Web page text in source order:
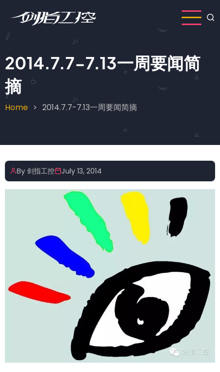
main
content
2014.7.7-7.13一周要闻简
摘
Breadcrumb
Home 2014.7.7-7.13一周要闻简摘
By 剑指工控 July 13, 2014